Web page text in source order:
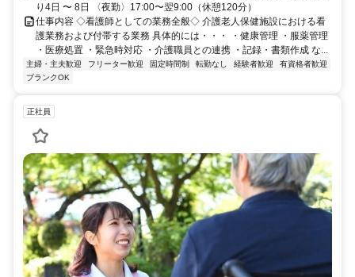
り4日 〜 8日 〈夜勤〉17:00〜翌9:00（休憩120分）
仕事内容 ◇看護師としての業務全般◇ 介護老人保健施設における看
護業務および付帯する業務 具体的には・・・ ・健康管理 ・服薬管理
・医療処置 ・緊急時対応 ・介護職員との連携 ・記録・書類作成 な...
主婦・主夫歓迎 フリーター歓迎 固定時間制 転勤なし 経験者歓迎
有資格者歓迎
ブランクOK
正社員